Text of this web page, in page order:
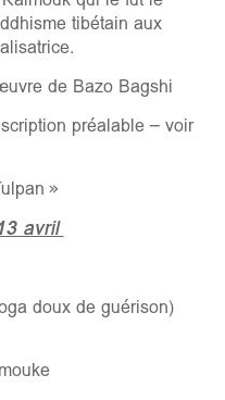
tibétain aux
de Bazo Bagshi
préalable – voir
»
avril
doux de guérison)